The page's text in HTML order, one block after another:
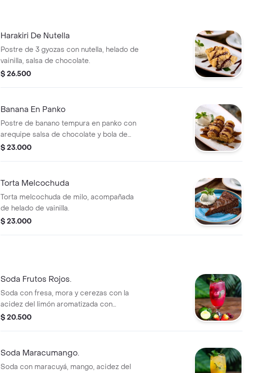
Harakiri De Nutella
Postre de 3 gyozas con nutella, helado de
vainilla, salsa de chocolate.
$ 26.500
Banana En Panko
Postre de banano tempura en panko con
arequipe salsa de chocolate y bola de
helado de vainilla.
$ 23.000
Torta Melcochuda
Torta melcochuda de milo, acompañada
de helado de vainilla.
$ 23.000
Soda Frutos Rojos.
Soda con fresa, mora y cerezas con la
acidez del limón aromatizada con
hierbabuena.
$ 20.500
Soda Maracumango.
Soda con maracuyá, mango, acidez del